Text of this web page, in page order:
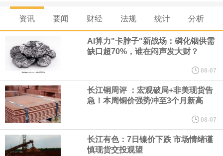
通知，将于8月9日实施24小时停工。
8月7日，宇树科技董事长王兴兴网上路演时表示，报告期内，公司
研发费用金额分别为4,995.18万元、7,001.70万元、14,496.56万
元，最近3年复合增长率达70.36%，呈快速增长趋势，并形成多项
核心技术和知识产权。截至2026年1月31日，公司拥有262项专利权
（含境内发明专利20项）。
资讯 要闻 财经 法规 统计 分析
AI算力"卡脖子"新战场：磷化铟供需
缺口超70%，谁在闷声发大财？
08-07
长江铜周评 ：宏观破局+非美现货告
急！本周铜价强势冲至3个月新高
08-07
长江有色：7日镍价下跌 市场情绪谨
慎现货交投观望